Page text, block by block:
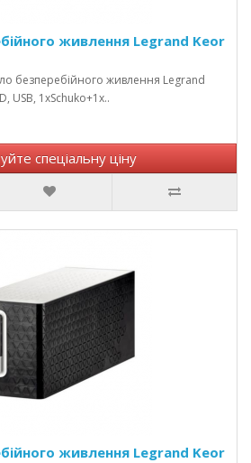
живлення Legrand Keor
безперебійного живлення Legrand
USB, 1xSchuko+1х..
спеціальну ціну
живлення Legrand Keor